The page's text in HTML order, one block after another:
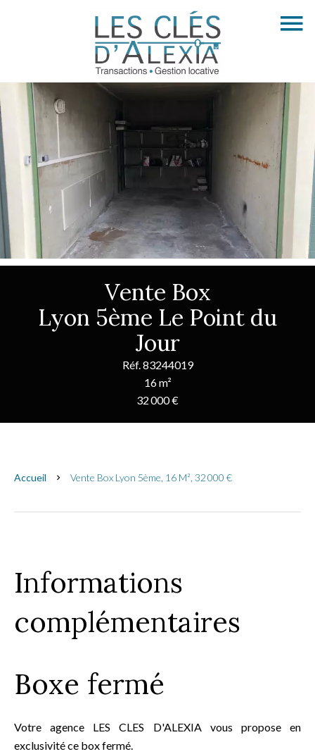
Vente Box
Lyon 5ème Le Point du
Jour
Réf. 83244019
16 m²
32 000 €
Accueil Vente Box Lyon 5ème, 16 M², 32 000 €
Informations
complémentaires
Boxe fermé
Votre agence LES CLES D'ALEXIA vous propose en
exclusivité ce box fermé.